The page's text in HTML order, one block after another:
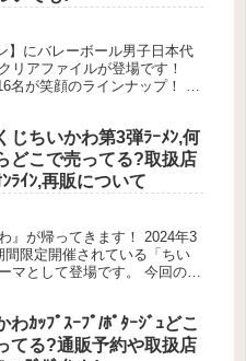
】にバレーボール男子日本代
リアファイルが登場です！
名が笑顔のラインナップ！ 今
じちいかわ第3弾ﾗｰﾒﾝ,何
どこで売ってる?取扱店
ﾗｲﾝ,再販について
』が帰ってきます！ 2024年3
間限定開催されている「ちい
として登場です。 今回の一
わｶｯﾌﾟｽｰﾌﾟ/ﾎﾟﾀｰｼﾞｭどこ
てる?通販予約や取扱店